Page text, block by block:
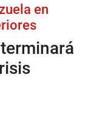
en